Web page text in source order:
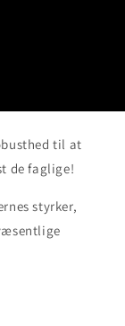
til at
de faglige!
styrker,